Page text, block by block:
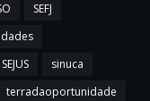
SEFJ
SEJUS
sinuca
terradaoportunidade